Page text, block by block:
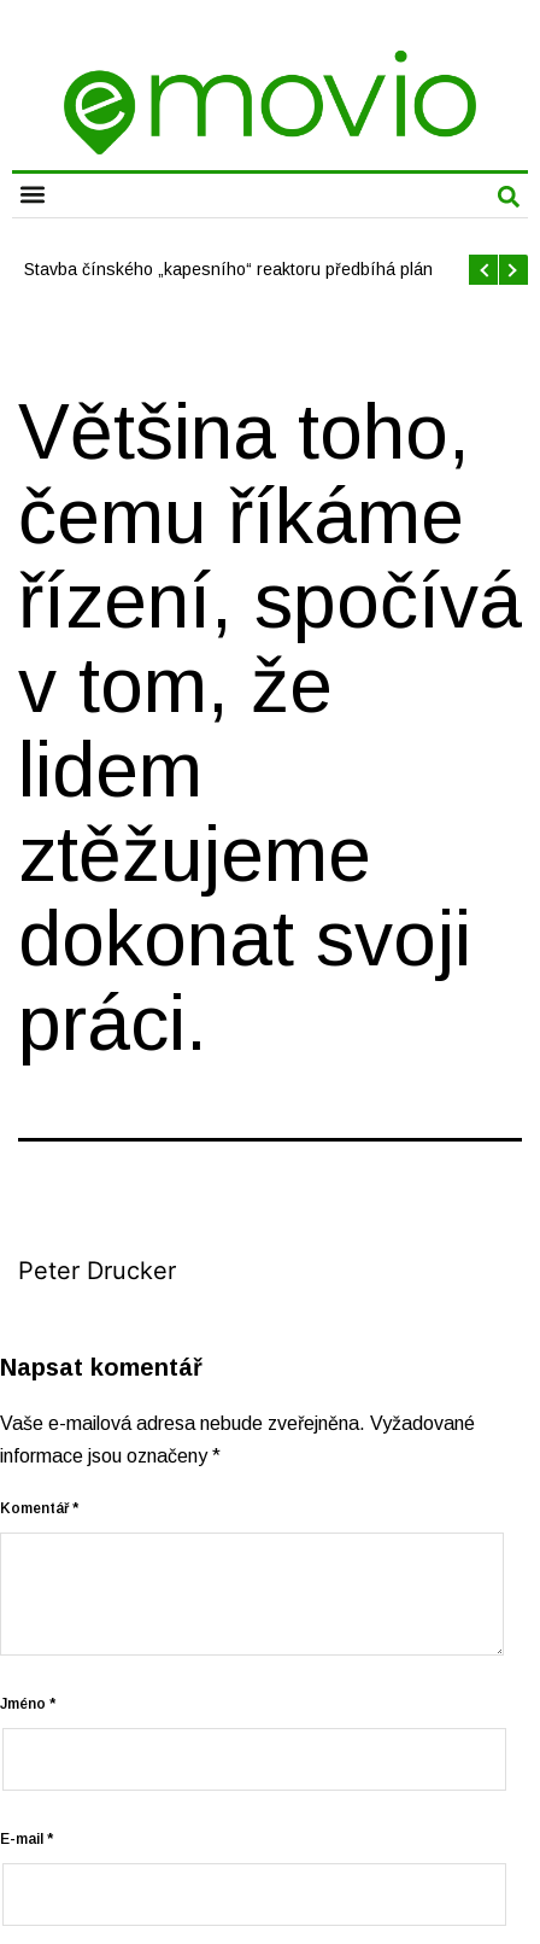
Stavba čínského „kapesního“ reaktoru předbíhá plán
Většina toho,
čemu říkáme
řízení, spočívá
v tom, že
lidem
ztěžujeme
dokonat svoji
práci.
Peter Drucker
Napsat komentář
Vaše e-mailová adresa nebude zveřejněna. Vyžadované
informace jsou označeny*
Komentář*
Jméno *
E-mail *